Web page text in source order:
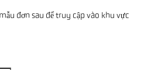
đơn sau để truy cập vào khu vực